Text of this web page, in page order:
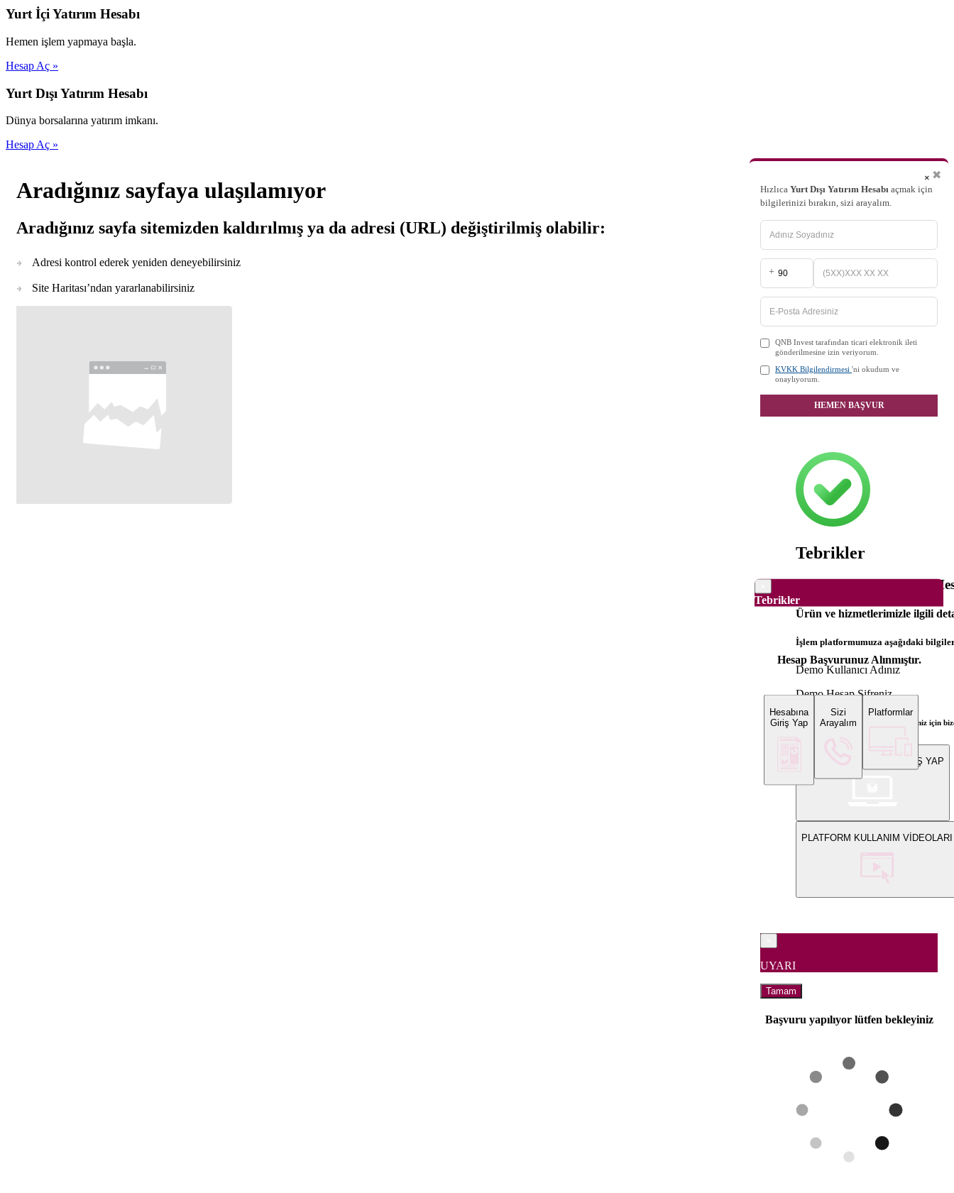
Yurt İçi Yatırım Hesabı
Hemen işlem yapmaya başla.
Hesap Aç »
Yurt Dışı Yatırım Hesabı
Dünya borsalarına yatırım imkanı.
Hesap Aç »
Aradığınız sayfaya ulaşılamıyor
Aradığınız sayfa sitemizden kaldırılmış ya da adresi (URL) değiştirilmiş olabilir:
Adresi kontrol ederek yeniden deneyebilirsiniz
Site Haritası’ndan yararlanabilirsiniz
✖
Hızlıca Yurt Dışı Yatırım Hesabı açmak için
bilgilerinizi bırakın, sizi arayalım.
+
QNB Invest tarafından ticari elektronik ileti
gönderilmesine izin veriyorum.
KVKK Bilgilendirmesi 'ni okudum ve
onaylıyorum.
HEMEN BAŞVUR
Tebrikler
Hesap Başvurunuz Alınmıştır.
Hesabına
Giriş Yap
Sizi
Arayalım
Platformlar
×
Tebrikler
Dünya Borsaları Demo
Ürün ve hizmetlerimizle ilgili
İşlem platformumuza aşağıdaki
Demo Kullanıcı Adınız
Demo Hesap Şifreniz
Bilgi ve gerçek hesap açılış talepleriniz için
WEB PLATFORMUNA GİRİŞ YAP
PLATFORM KULLANIM VİDEOLARI
UYARI
Tamam
Başvuru yapılıyor lütfen bekleyiniz